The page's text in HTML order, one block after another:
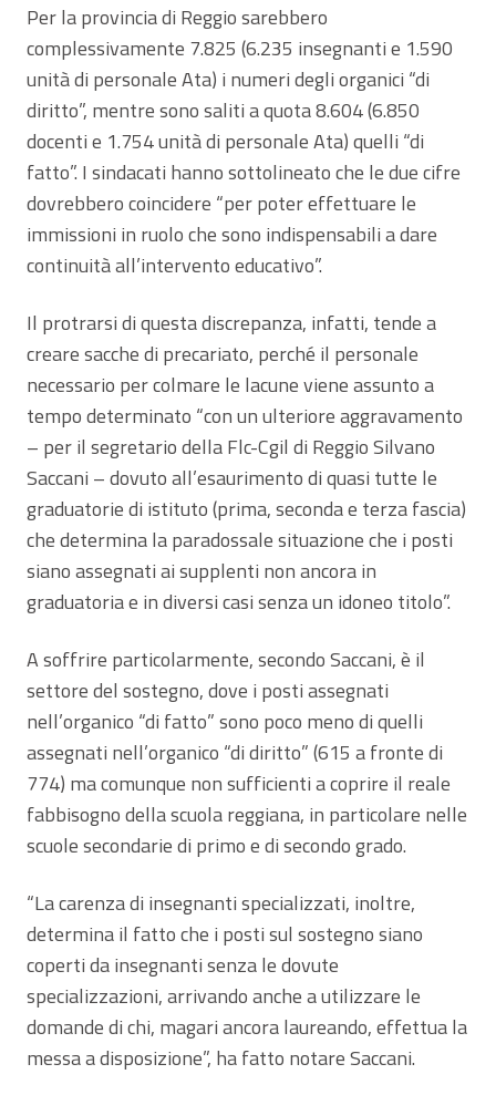
Per la provincia di Reggio sarebbero
complessivamente 7.825 (6.235 insegnanti e 1.590
unità di personale Ata) i numeri degli organici “di
diritto”, mentre sono saliti a quota 8.604 (6.850
docenti e 1.754 unità di personale Ata) quelli “di
fatto”. I sindacati hanno sottolineato che le due cifre
dovrebbero coincidere “per poter effettuare le
immissioni in ruolo che sono indispensabili a dare
continuità all’intervento educativo”.
Il protrarsi di questa discrepanza, infatti, tende a
creare sacche di precariato, perché il personale
necessario per colmare le lacune viene assunto a
tempo determinato “con un ulteriore aggravamento
– per il segretario della Flc-Cgil di Reggio Silvano
Saccani – dovuto all’esaurimento di quasi tutte le
graduatorie di istituto (prima, seconda e terza fascia)
che determina la paradossale situazione che i posti
siano assegnati ai supplenti non ancora in
graduatoria e in diversi casi senza un idoneo titolo”.
A soffrire particolarmente, secondo Saccani, è il
settore del sostegno, dove i posti assegnati
nell’organico “di fatto” sono poco meno di quelli
assegnati nell’organico “di diritto” (615 a fronte di
774) ma comunque non sufficienti a coprire il reale
fabbisogno della scuola reggiana, in particolare nelle
scuole secondarie di primo e di secondo grado.
“La carenza di insegnanti specializzati, inoltre,
determina il fatto che i posti sul sostegno siano
coperti da insegnanti senza le dovute
specializzazioni, arrivando anche a utilizzare le
domande di chi, magari ancora laureando, effettua la
messa a disposizione”, ha fatto notare Saccani.